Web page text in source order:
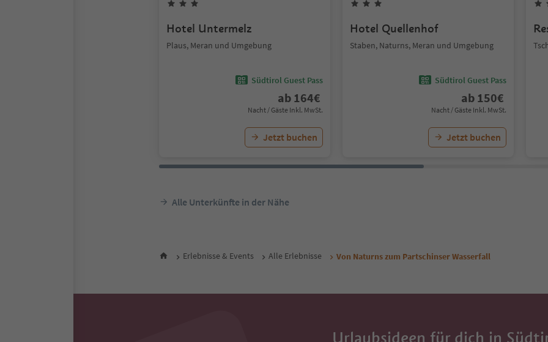
Hotel Untermelz
Plaus, Meran und Umgebung
Südtirol Guest Pass
ab 164€
Nacht / Gäste Inkl. MwSt.
Jetzt buchen
Hotel Quellenhof
Staben, Naturns, Meran und Umgebung
Südtirol Guest Pass
ab 150€
Nacht / Gäste Inkl. MwSt.
Jetzt buchen
Alle Unterkünfte in der Nähe
Erlebnisse & Events Alle Erlebnisse Von Naturns zum Partschinser Wasserfall
Urlaubsideen für dich in